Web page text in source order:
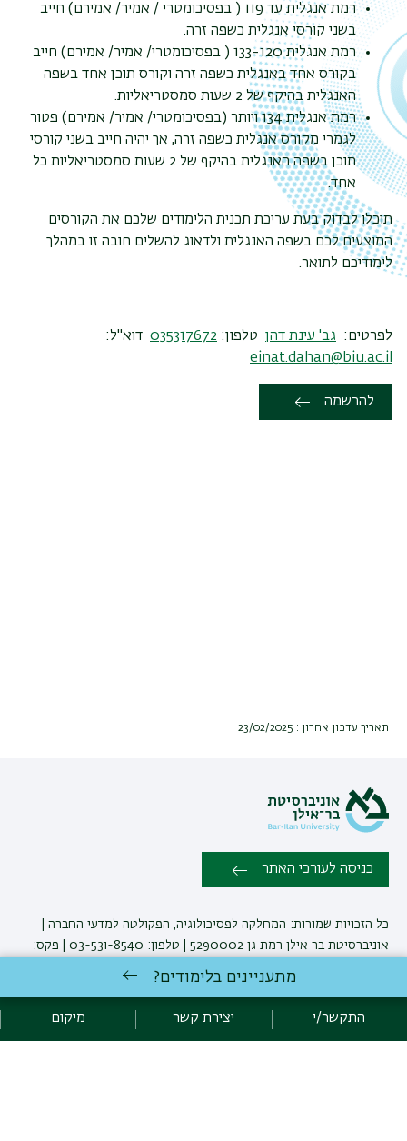
רמת אנגלית עד 119 ( בפסיכומטרי / אמיר/ אמירם) חייב
בשני קורסי אנגלית כשפה זרה.
רמת אנגלית 133-120 ( בפסיכומטרי/ אמיר/ אמירם) חייב
בקורס אחד באנגלית כשפה זרה וקורס תוכן אחד בשפה
האנגלית בהיקף של 2 שעות סמסטריאליות.
רמת אנגלית 134 ויותר (בפסיכומטרי/ אמיר/ אמירם) פטור
לגמרי מקורס אנגלית כשפה זרה, אך יהיה חייב בשני קורסי
תוכן בשפה האנגלית בהיקף של 2 שעות סמסטריאליות כל
אחד.
תוכלו לבדוק בעת עריכת תכנית הלימודים שלכם את הקורסים
המוצעים לכם בשפה האנגלית ולדאוג להשלים חובה זו במהלך
לימודיכם לתואר.
לפרטים: גב' עינת דהן טלפון: 035317672 דוא"ל:
einat.dahan@biu.ac.il
להרשמה
תאריך עדכון אחרון : 23/02/2025
כניסה לעורכי האתר
כל הזכויות שמורות: המחלקה לפסיכולוגיה, הפקולטה למדעי החברה |
אוניברסיטת בר אילן רמת גן 5290002 | טלפון: 03-531-8540 | פקס:
לימודי פסיכולוגיה
באוניברסיטת בר-אילן
פיתוח:אגף תקשוב, אוניברסיטת בר-אילן
מתעניינים בלימודים?
התקשר/י יצירת קשר מיקום